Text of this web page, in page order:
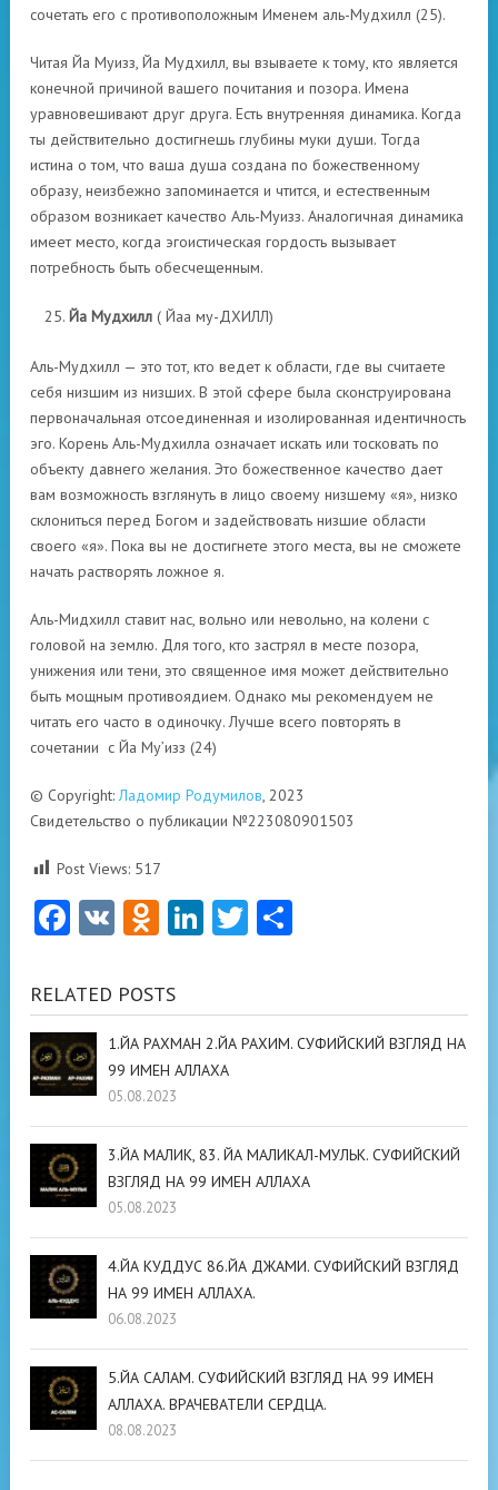
сочетать его с противоположным Именем аль-Мудхилл (25).
Читая Йа Муизз, Йа Мудхилл, вы взываете к тому, кто является
конечной причиной вашего почитания и позора. Имена
уравновешивают друг друга. Есть внутренняя динамика. Когда
ты действительно достигнешь глубины муки души. Тогда
истина о том, что ваша душа создана по божественному
образу, неизбежно запоминается и чтится, и естественным
образом возникает качество Аль-Муизз. Аналогичная динамика
имеет место, когда эгоистическая гордость вызывает
потребность быть обесчещенным.
Йа Мудхилл ( Йаа му-ДХИЛЛ)
Аль-Мудхилл — это тот, кто ведет к области, где вы считаете
себя низшим из низших. В этой сфере была сконструирована
первоначальная отсоединенная и изолированная идентичность
эго. Корень Аль-Мудхилла означает искать или тосковать по
объекту давнего желания. Это божественное качество дает
вам возможность взглянуть в лицо своему низшему «я», низко
склониться перед Богом и задействовать низшие области
своего «я». Пока вы не достигнете этого места, вы не сможете
начать растворять ложное я.
Аль-Мидхилл ставит нас, вольно или невольно, на колени с
головой на землю. Для того, кто застрял в месте позора,
унижения или тени, это священное имя может действительно
быть мощным противоядием. Однако мы рекомендуем не
читать его часто в одиночку. Лучше всего повторять в
сочетании с Йа Му’изз (24)
© Copyright:Ладомир Родумилов, 2023
Свидетельство о публикации №223080901503
Post Views: 517
Facebook
VK Odnoklassniki
LinkedIn
Twitter
RELATED POSTS
1.ЙА РАХМАН 2.ЙА РАХИМ. СУФИЙСКИЙ ВЗГЛЯД НА
99 ИМЕН АЛЛАХА
05.08.2023
3.ЙА МАЛИК, 83. ЙА МАЛИКАЛ-МУЛЬК. СУФИЙСКИЙ
ВЗГЛЯД НА 99 ИМЕН АЛЛАХА
05.08.2023
4.ЙА КУДДУС 86.ЙА ДЖАМИ. СУФИЙСКИЙ ВЗГЛЯД
НА 99 ИМЕН АЛЛАХА.
06.08.2023
5.ЙА САЛАМ. СУФИЙСКИЙ ВЗГЛЯД НА 99 ИМЕН
АЛЛАХА. ВРАЧЕВАТЕЛИ СЕРДЦА.
08.08.2023